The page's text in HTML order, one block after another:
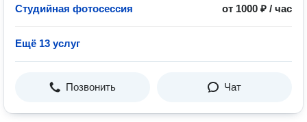
Студийная фотосессия от 1000 ₽ / час
Ещё 13 услуг
Позвонить Чат